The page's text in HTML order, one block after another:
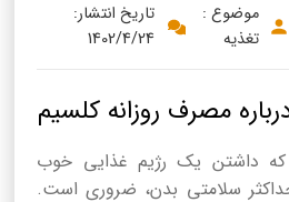
موضوع :
تغذیه
تاریخ انتشار:
1402/4/24
مصرف روزانه کلسیم
داشتن یک رژیم غذایی خوب
سلامتی بدن، ضروری است.